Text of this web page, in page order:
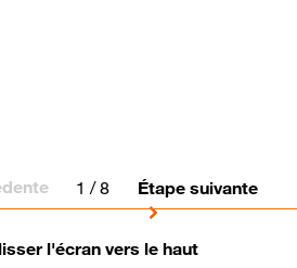
1 / 8 Étape suivante
l'écran vers le haut